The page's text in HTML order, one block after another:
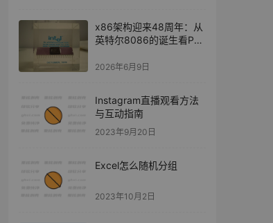
x86架构迎来48周年：从
英特尔8086的诞生看PC
2026年6月9日
Instagram直播观看方法
与互动指南
2023年9月20日
Excel怎么随机分组
2023年10月2日